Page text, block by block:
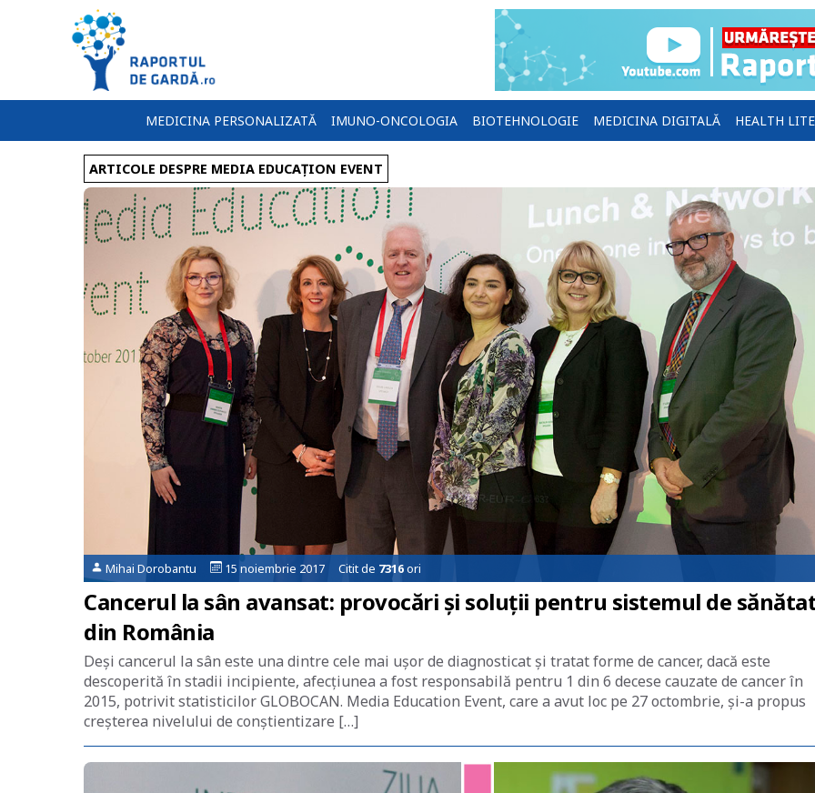
MEDICINA PERSONALIZATĂ IMUNO-ONCOLOGIA BIOTEHNOLOGIE MEDICINA DIGITALĂ HEALTH
ARTICOLE DESPRE MEDIA EDUCAȚION EVENT
Mihai Dorobantu 15 noiembrie 2017 Citit de 7316ori
Cancerul la sân avansat: provocări și soluții pentru sistemul de
din România
Deși cancerul la sân este una dintre cele mai ușor de diagnosticat și tratat forme de cancer, dacă este
descoperită în stadii incipiente, afecțiunea a fost responsabilă pentru 1 din 6 decese cauzate de cancer în
2015, potrivit statisticilor GLOBOCAN. Media Education Event, care a avut loc pe 27 octombrie, și-a propus
creșterea nivelului de conștientizare […]